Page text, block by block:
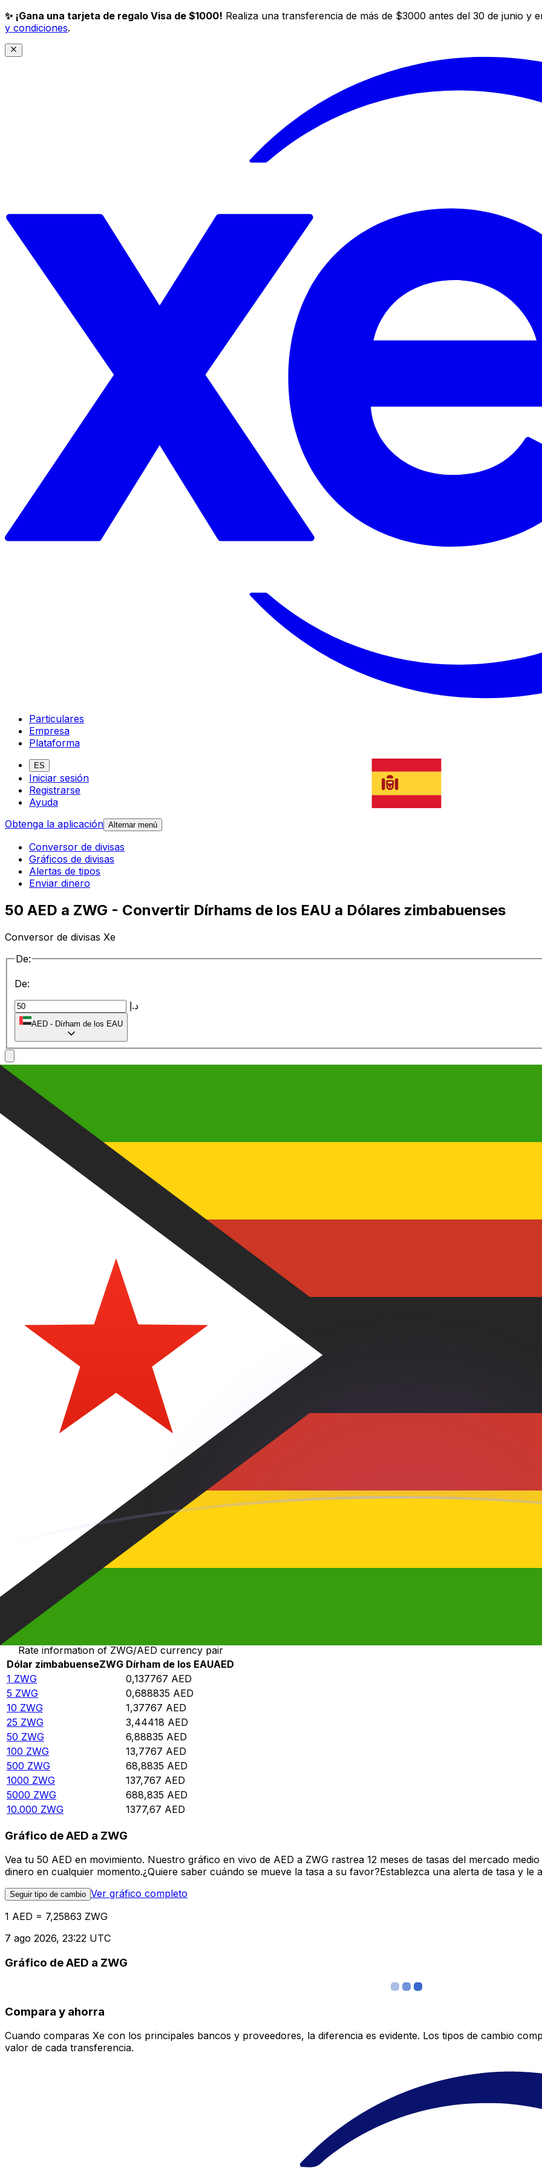
✨ ¡Gana una tarjeta de regalo Visa de $1000! Realiza una transferencia de más de $3000 antes del 30 de junio y
y condiciones.
Particulares
Empresa
Plataforma
ES
Iniciar sesión
Registrarse
Ayuda
Obtenga la aplicación Alternar menú
Conversor de divisas
Gráficos de divisas
Alertas de tipos
Enviar dinero
50 AED a ZWG - Convertir Dírhams de los EAU a Dólares zimbabuenses
Conversor de divisas Xe
De:
De:
د.إ
AED - Dírham de los EAU
a
Dólar zimbabuense
258628
Tasa del mercado medio a las 23:22 UTC
Habla con un experto en divisas hoy.
Podemos superar las tasas de los competidores.
Usamos la tasa del mercado medio para nuestro conversor. Esto solo tiene fines informativos. No recibirás esta
¿Sabías que puedes enviar dinero al extranjero con Xe?
Regístrate hoy mismo
tipos de cambio de AED a ZWG hoy
Convierte Dírham de los EAU a Dólar zimbabuense
Rate information of AED/ZWG currency pair
Dólar zimbabuense
ZWG
36,2931 ZWG
72,5863
181,466 ZWG
ZWG
725,863
3629,31
AED 7258,63 ZWG
5000
AED
Convierte Dólar zimbabuense a Dírham de los EAU
Rate information of ZWG/AED currency pair
Dólar zimbabuenseZWG Dírham de los EAUAED
1 ZWG 0,137767 AED
5 ZWG 0,688835 AED
10 ZWG 1,37767 AED
25 ZWG 3,44418 AED
50 ZWG 6,88835 AED
100 ZWG 13,7767 AED
500 ZWG 68,8835 AED
1000 ZWG 137,767 AED
5000 ZWG 688,835 AED
10.000 ZWG 1377,67 AED
Gráfico de AED a ZWG
Vea tu 50 AED en movimiento. Nuestro gráfico en vivo de AED a ZWG rastrea 12 meses de tasas del mercado
dinero en cualquier momento.¿Quiere saber cuándo se mueve la tasa a su favor?Establezca una alerta de tasa y le
Seguir tipo de cambio Ver gráfico completo
1 AED = 7,25863 ZWG
7 ago 2026, 23:22 UTC
Gráfico de AED a ZWG
Compara y ahorra
Cuando comparas Xe con los principales bancos y proveedores, la diferencia es evidente. Los tipos de cambio
valor de cada transferencia.